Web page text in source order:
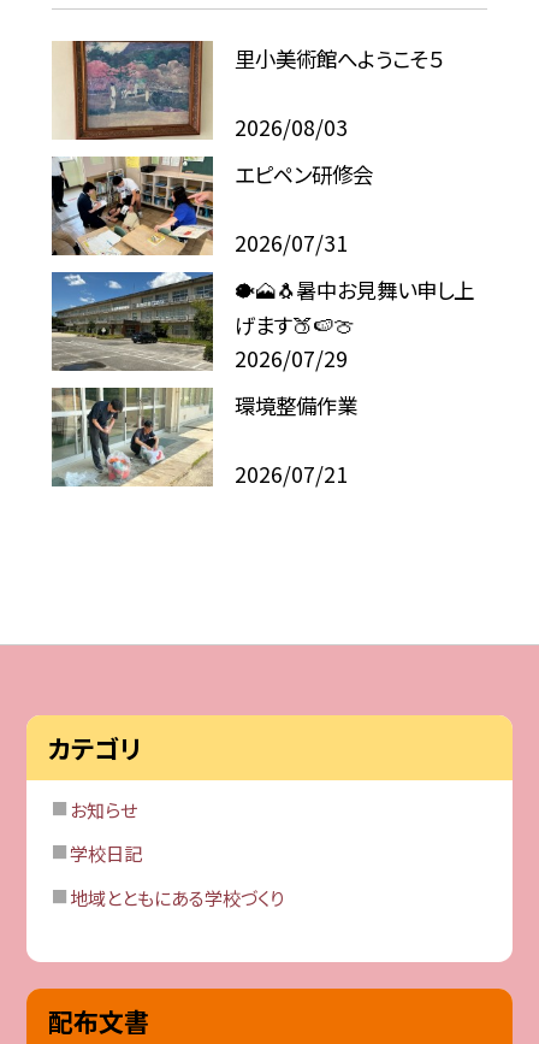
里小美術館へようこそ５
2026/08/03
エピペン研修会
2026/07/31
🐡🗻🐧暑中お見舞い申し上
げます🍑🍉🍈
2026/07/29
環境整備作業
2026/07/21
カテゴリ
お知らせ
学校日記
地域とともにある学校づくり
配布文書